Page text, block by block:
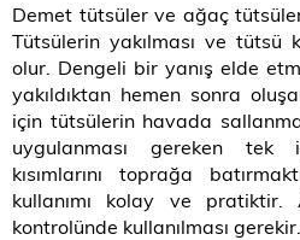
Demet tütsüler ve ağaç
Tütsülerin yakılması ve tütsü
olur. Dengeli bir yanış elde
yakıldıktan hemen sonra
için tütsülerin havada
uygulanması gereken tek
kısımlarını toprağa
kullanımı kolay ve pratiktir.
kontrolünde kullanılması gerekir.